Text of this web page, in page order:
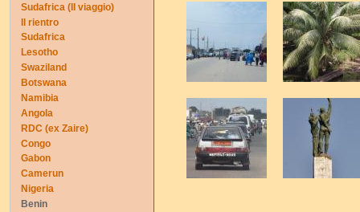
Sudafrica (II viaggio)
Il rientro
Sudafrica
Lesotho
Swaziland
Botswana
Namibia
Angola
RDC (ex Zaire)
Congo
Gabon
Camerun
Nigeria
Benin